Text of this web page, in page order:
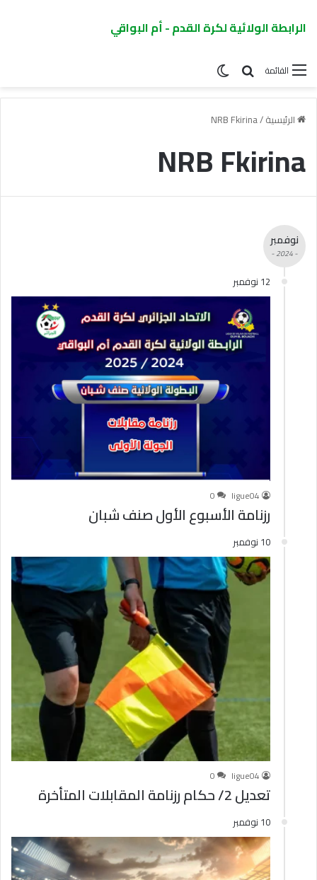
الرابطة الولائية لكرة القدم - أم البواقي
القائمة
الرئيسية/
NRB Fkirina
NRB Fkirina
نوفمبر
- 2024 -
12 نوفمبر
ligue04
0
رزنامة الأسبوع الأول صنف شبان
10 نوفمبر
ligue04
0
تعديل 2/ حكام رزنامة المقابلات المتأخرة
10 نوفمبر